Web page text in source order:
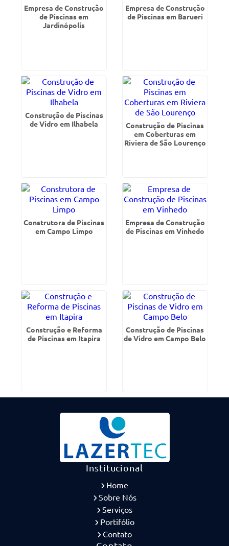
Empresa de Construção
de Piscinas em
Jardinópolis
Empresa de Construção
de Piscinas em Barueri
Construção de Piscinas
de Vidro em Ilhabela
Construção de Piscinas
em Coberturas em
Riviera de São Lourenço
Construtora de Piscinas
em Campo Limpo
Empresa de Construção
de Piscinas em Vinhedo
Construção e Reforma
de Piscinas em Itapira
Construção de Piscinas
de Vidro em Campo Belo
Institucional
Home
Sobre Nós
Serviços
Portifólio
Contato